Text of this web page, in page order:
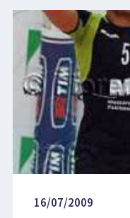
16/07/2009